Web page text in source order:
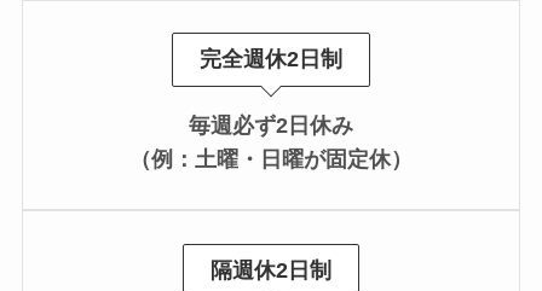
完全週休2日制
毎週必ず2日休み
（例：土曜・日曜が固定休）
隔週休2日制